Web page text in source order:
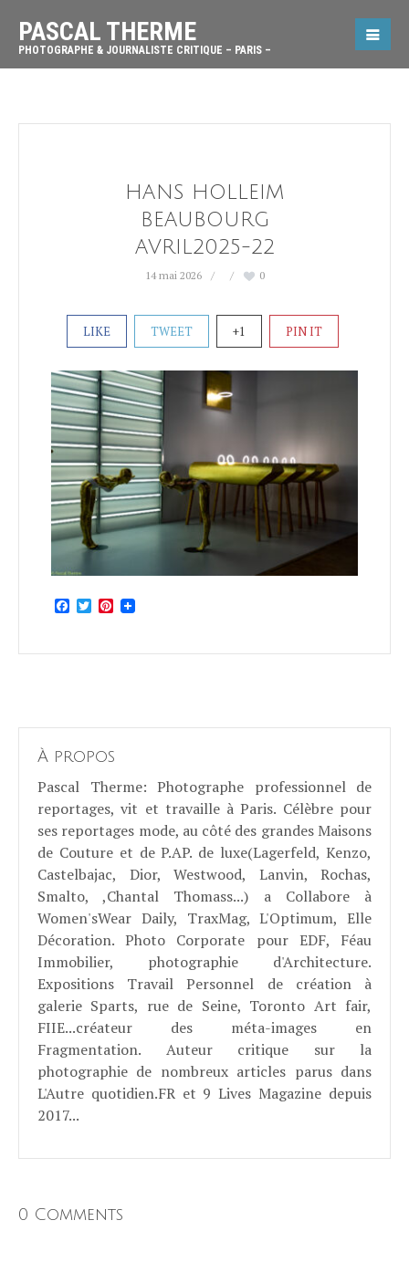
PASCAL THERME
PHOTOGRAPHE & JOURNALISTE CRITIQUE – PARIS –
HANS HOLLEIM
BEAUBOURG
AVRIL2025-22
14 mai 2026 0
LIKE TWEET +1 PIN IT
Facebook
TwitterPinterest
À propos
Pascal Therme: Photographe professionnel de
reportages, vit et travaille à Paris. Célèbre pour
ses reportages mode, au côté des grandes Maisons
de Couture et de P.AP. de luxe(Lagerfeld, Kenzo,
Castelbajac, Dior, Westwood, Lanvin, Rochas,
Smalto, ,Chantal Thomass...) a Collabore à
Women'sWear Daily, TraxMag, L'Optimum, Elle
Décoration. Photo Corporate pour EDF, Féau
Immobilier, photographie d'Architecture.
Expositions Travail Personnel de création à
galerie Sparts, rue de Seine, Toronto Art fair,
FIIE...créateur des méta-images en
Fragmentation. Auteur critique sur la
photographie de nombreux articles parus dans
L'Autre quotidien.FR et 9 Lives Magazine depuis
2017...
0 Comments